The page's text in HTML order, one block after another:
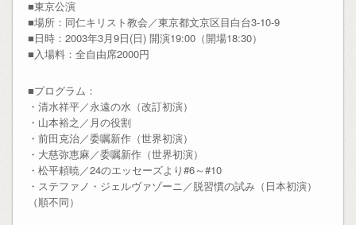
■東京公演
■場所：同仁キリスト教会／東京都文京区目白台3-10-9
■日時：2003年3月9日(日) 開演19:00（開場18:30）
■入場料：全自由席2000円
■プログラム：
・清水祥平／永遠の水（改訂初演）
・山本裕之／月の役割
・前田克治／委嘱新作（世界初演）
・大慈弥恵麻／委嘱新作（世界初演）
・松平頼暁／24のエッセーズより#6～#10
・ステファノ・ジェルヴァゾーニ／脱習慣の試み（日本初演）
（順不同）